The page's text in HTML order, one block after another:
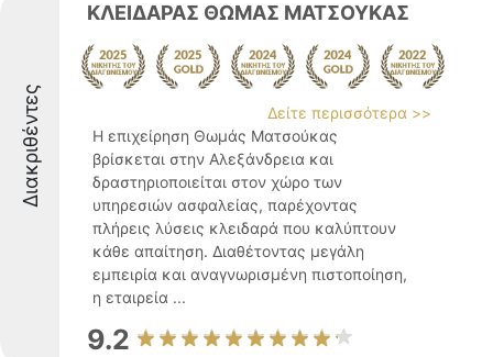
Διακριθέντες
ΚΛΕΙΔΑΡΑΣ ΘΩΜΑΣ ΜΑΤΣΟΥΚΑΣ
Δείτε περισσότερα >>
Η επιχείρηση Θωμάς Ματσούκας
βρίσκεται στην Αλεξάνδρεια και
δραστηριοποιείται στον χώρο των
υπηρεσιών ασφαλείας, παρέχοντας
πλήρεις λύσεις κλειδαρά που καλύπτουν
κάθε απαίτηση. Διαθέτοντας μεγάλη
εμπειρία και αναγνωρισμένη πιστοποίηση,
η εταιρεία ...
9.2